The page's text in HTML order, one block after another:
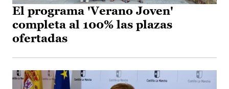
El programa 'Verano Joven'
completa al 100% las plazas
ofertadas